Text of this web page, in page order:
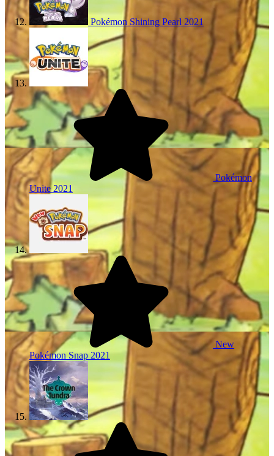
Pokémon Shining Pearl 2021
Pokémon
Unite2021
New
Pokémon Snap2021